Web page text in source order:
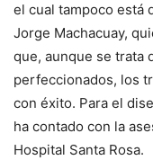
el cual tampoco está
Jorge Machacuay,
que, aunque se trata
perfeccionados, los
con éxito. Para el
ha contado con la
Hospital Santa Rosa.